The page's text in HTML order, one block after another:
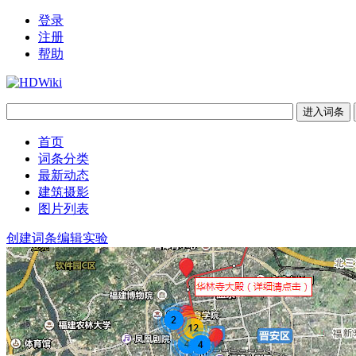
登录
注册
帮助
首页
词条分类
最新动态
建筑摄影
图片列表
创建词条编辑实验